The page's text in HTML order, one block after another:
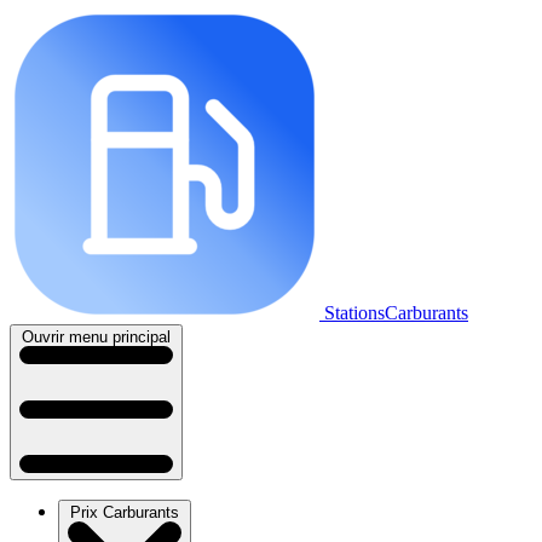
StationsCarburants
Ouvrir menu principal
Prix Carburants